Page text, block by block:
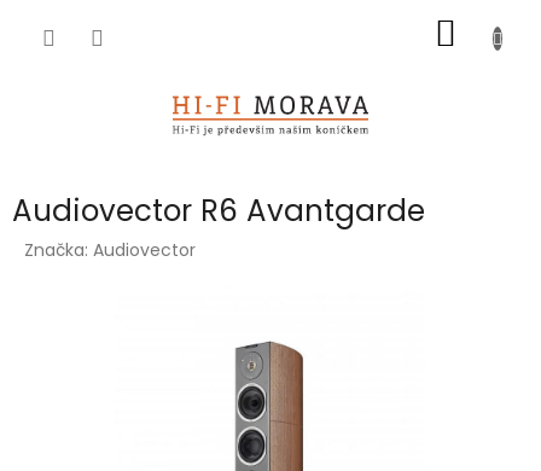
KOŠÍK
Audiovector R6 Avantgarde
Značka: Audiovector